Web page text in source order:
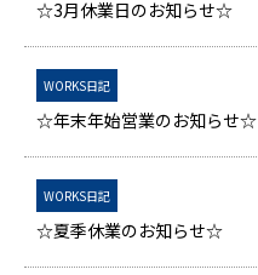
☆3月休業日のお知らせ☆
WORKS日記
☆年末年始営業のお知らせ☆
WORKS日記
☆夏季休業のお知らせ☆